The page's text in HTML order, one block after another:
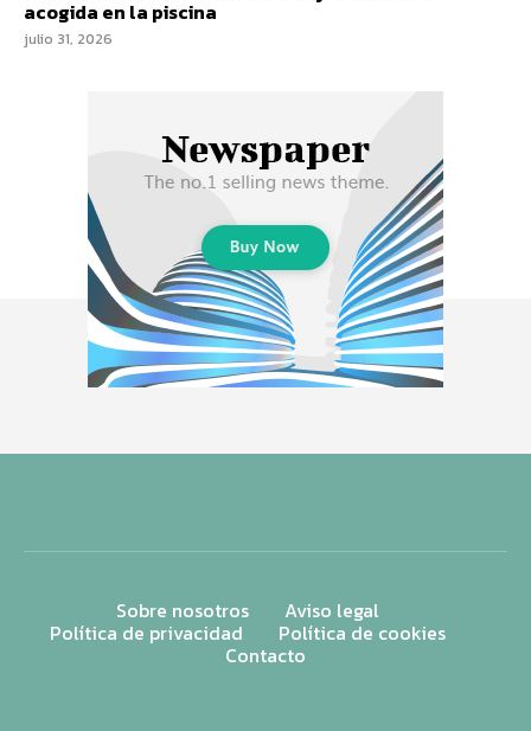
acogida en la piscina
julio 31, 2026
Sobre nosotros Aviso legal
Política de privacidad Política de cookies
Contacto